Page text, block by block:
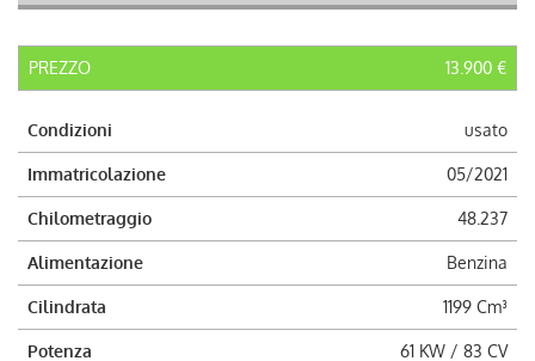
LAVORA CON NOI
NEWS
AREA COMMERCIANTI
PREZZO 13.900 €
Condizioni usato
Immatricolazione 05/2021
Chilometraggio 48.237
Alimentazione Benzina
Cilindrata 1199 Cm³
Potenza 61 KW / 83 CV